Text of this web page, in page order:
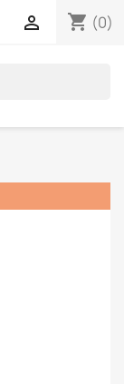
shopping_cart (0)
